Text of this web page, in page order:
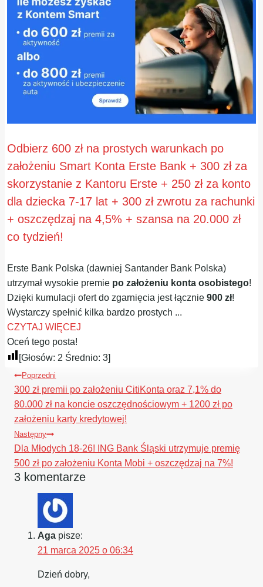
Odbierz 600 zł na prostych warunkach po
założeniu Smart Konta Erste Bank + 300 zł za
skorzystanie z Kantoru Erste + 250 zł za konto
dla dziecka 7-17 lat + 300 zł zwrotu za rachunki
+ oszczędzaj na 4,5% + szansa na 20.000 zł
co tydzień!
Erste Bank Polska (dawniej Santander Bank Polska)
utrzymał wysokie premie po założeniu konta osobistego!
Dzięki kumulacji ofert do zgarnięcia jest łącznie900 zł!
Wystarczy spełnić kilka bardzo prostych ...
CZYTAJ WIĘCEJ
Oceń tego posta!
[Głosów: 2 Średnio:3]
Nawigacja
wpisu
Poprzedni
300 zł premii po założeniu CitiKonta oraz 7,1% do
80.000 zł na koncie oszczędnościowym + 1200 zł po
założeniu karty kredytowej!
Następny
Dla Młodych 18-26! ING Bank Śląski utrzymuje premię
500 zł po założeniu Konta Mobi + oszczędzaj na 7%!
3 komentarze
Aga pisze:
21 marca 2025 o 06:34
Dzień dobry,